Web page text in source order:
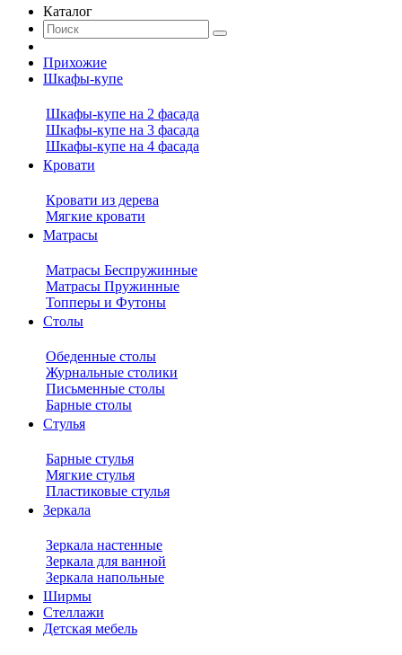
Каталог
Прихожие
Шкафы-купе
Шкафы-купе на 2 фасада
Шкафы-купе на 3 фасада
Шкафы-купе на 4 фасада
Кровати
Кровати из дерева
Мягкие кровати
Матрасы
Матрасы Беспружинные
Матрасы Пружинные
Топперы и Футоны
Столы
Обеденные столы
Журнальные столики
Письменные столы
Барные столы
Стулья
Барные стулья
Мягкие стулья
Пластиковые стулья
Зеркала
Зеркала настенные
Зеркала для ванной
Зеркала напольные
Ширмы
Стеллажи
Детская мебель